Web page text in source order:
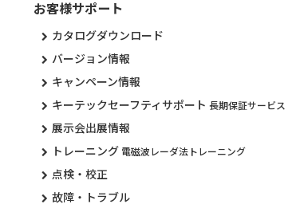
お客様サポート
カタログダウンロード
バージョン情報
キャンペーン情報
キーテックセーフティサポート 長期保証サービス
展示会出展情報
トレーニング 電磁波レーダ法トレーニング
点検・校正
故障・トラブル